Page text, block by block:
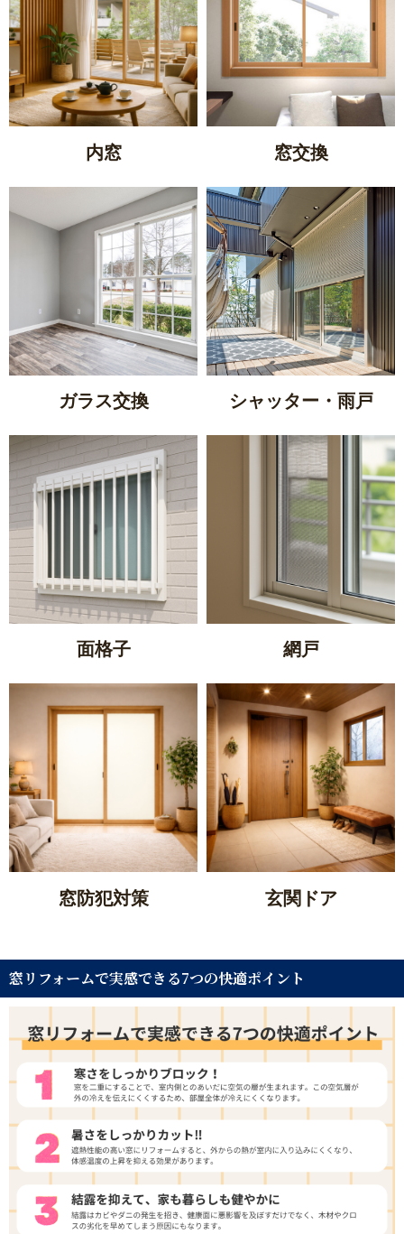
内窓 窓交換
ガラス交換 シャッター・雨戸
面格子 網戸
窓防犯対策 玄関ドア
窓リフォームで実感できる7つの快適ポイント